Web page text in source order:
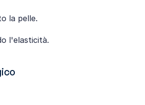
la pelle.
l'elasticità.